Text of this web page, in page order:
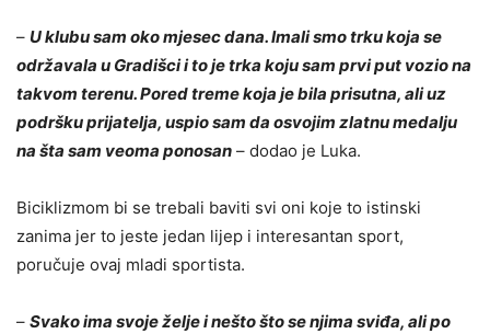
– U klubu sam oko mjesec dana. Imali smo trku koja se
održavala u Gradišci i to je trka koju sam prvi put vozio na
takvom terenu. Pored treme koja je bila prisutna, ali uz
podršku prijatelјa, uspio sam da osvojim zlatnu medalјu
na šta sam veoma ponosan – dodao je Luka.
Biciklizmom bi se trebali baviti svi oni koje to istinski
zanima jer to jeste jedan lijep i interesantan sport,
poručuje ovaj mladi sportista.
– Svako ima svoje želјe i nešto što se njima sviđa, ali po